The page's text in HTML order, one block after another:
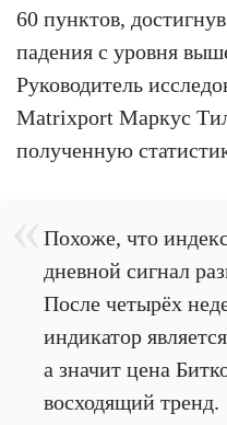
60 пунктов,
падения с уровня
Руководитель
Matrixport Маркус
полученную
Похоже, что
дневной сигнал
После четырёх
индикатор
а значит цена
восходящий тренд.